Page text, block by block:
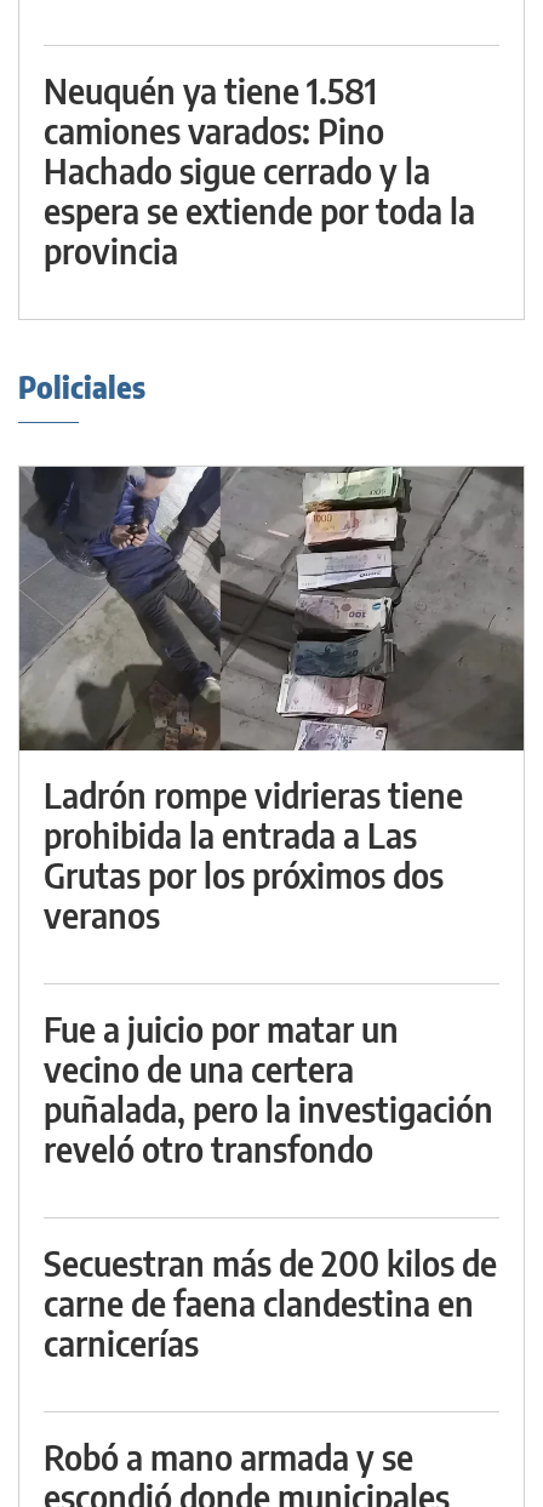
Neuquén ya tiene 1.581
camiones varados: Pino
Hachado sigue cerrado y la
espera se extiende por toda la
provincia
Policiales
Ladrón rompe vidrieras tiene
prohibida la entrada a Las
Grutas por los próximos dos
veranos
Fue a juicio por matar un
vecino de una certera
puñalada, pero la investigación
reveló otro transfondo
Secuestran más de 200 kilos de
carne de faena clandestina en
carnicerías
Robó a mano armada y se
escondió donde municipales